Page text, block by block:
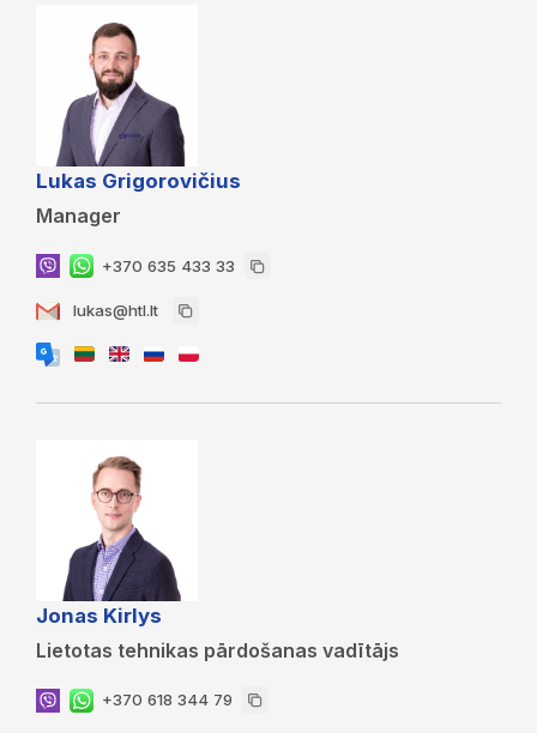
Lukas Grigorovičius
Manager
+370 635 433 33
lukas@htl.lt
Jonas Kirlys
Lietotas tehnikas pārdošanas vadītājs
+370 618 344 79